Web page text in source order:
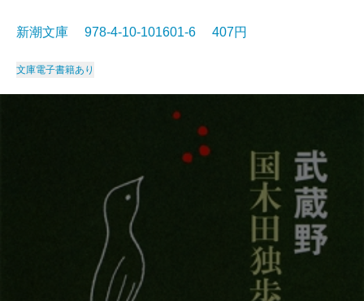
新潮文庫 978-4-10-101601-6 407円
文庫電子書籍あり